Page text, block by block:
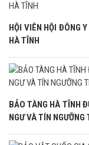
HỘI VIÊN HỘI ĐÔNG
HÀ TĨNH
BẢO TÀNG HÀ TĨNH
NGƯ VÀ TÍN